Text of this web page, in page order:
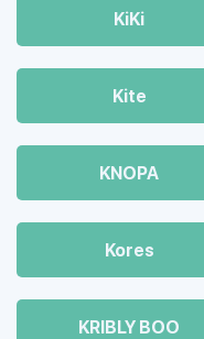
KiKi
Kite
KNOPA
Kores
KRIBLY BOO